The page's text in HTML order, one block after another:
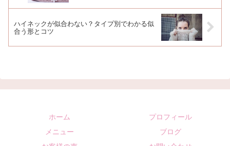
ハイネックが似合わない？タイプ別でわかる似
合う形とコツ
ホーム
プロフィール
メニュー
ブログ